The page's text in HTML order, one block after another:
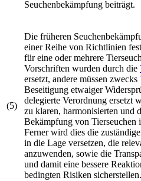
Seuchenbekämpfung beiträgt.
(5)
Die früheren
einer Reihe von Richtlinien
für eine oder mehrere
Vorschriften wurden durch die
ersetzt, andere müssen
Beseitigung etwaiger
delegierte Verordnung ersetzt
zu klaren, harmonisierten und
Bekämpfung von Tierseuchen
Ferner wird dies die
in die Lage versetzen, die
anzuwenden, sowie die
und damit eine bessere
bedingten Risiken sicherstellen.